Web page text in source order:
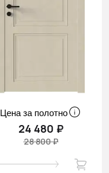
Цена за полотно
24 480 ₽
28 800 ₽